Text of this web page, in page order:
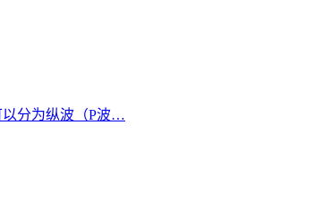
以分为纵波（P波…